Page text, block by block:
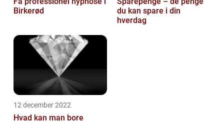
Birkerød
du kan spare i din
hverdag
12 december 2022
Hvad kan man bore